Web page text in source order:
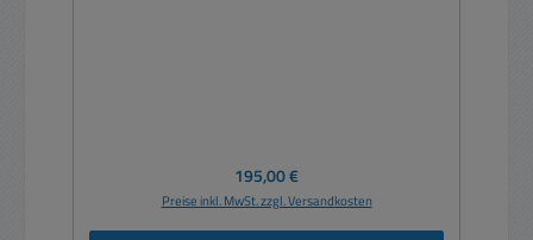
Regulärer Preis:
195,00 €
Preise inkl. MwSt. zzgl. Versandkosten